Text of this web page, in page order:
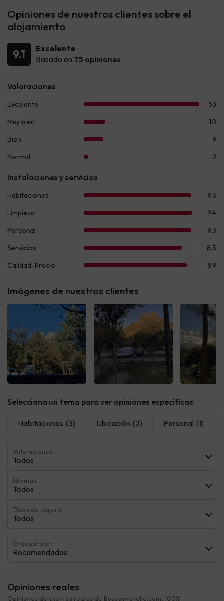
Opiniones de nuestros clientes sobre el
alojamiento
9.1
Excelente
Basado en 75 opiniones
Imágenes de nuestros clientes
Selecciona un tema para ver opiniones específicas
Habitaciones (3) Ubicación (2) Personal (1)
Valoraciones
Todos
Idiomas
Todos
Tipos de viajero
Todos
Ordenar por:
Recomendadas
Opiniones reales
Opiniones de clientes reales de Buscounchollo.com, 100%